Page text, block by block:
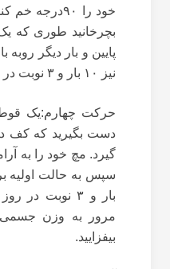
خود را
بچرخانید طوری که
پایین و بار دیگر روبه
نیز ۱۰ بار و ۳ نوبت در روز انجام دهید.
حرکت چهارم:یک
دست بگیرید که کف
گیرد. مچ خود را به
بار و ۳ نوبت در
مرور به وزن
بیفزایید.